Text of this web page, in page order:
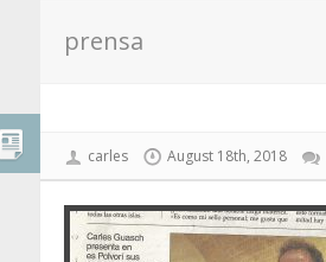
prensa
carles August 18th, 2018